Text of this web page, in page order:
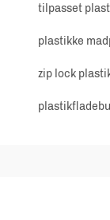
tilpasset
plastikke
zip lock